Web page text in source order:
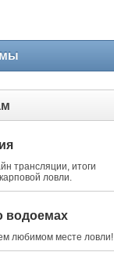
трансляции, итоги
ловли.
водоемах
любимом месте ловли!